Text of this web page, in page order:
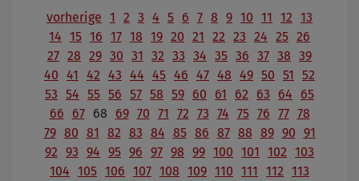
vorherige 1 2 3 4 5 6 7 8 9 10 11 12 13
14 15 16 17 18 19 20 21 22 23 24 25 26
27 28 29 30 31 32 33 34 35 36 37 38 39
40 41 42 43 44 45 46 47 48 49 50 51
52
53 54 55 56 57 58 59 60 61 62 63 64
65
66
67 68 69 70 71 72 73 74 75 76 77 78
79 80 81 82 83 84 85 86 87 88 89 90 91
92 93 94 95 96 97 98 99 100 101 102 103
104 105 106 107 108 109 110 111 112 113